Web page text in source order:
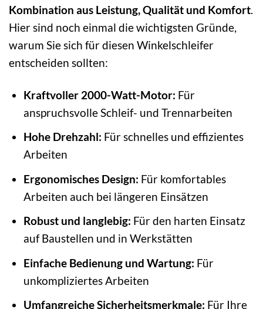
Kombination aus Leistung, Qualität und Komfort.
Hier sind noch einmal die wichtigsten Gründe,
warum Sie sich für diesen Winkelschleifer
entscheiden sollten:
Kraftvoller 2000-Watt-Motor: Für
anspruchsvolle Schleif- und Trennarbeiten
Hohe Drehzahl: Für schnelles und effizientes
Arbeiten
Ergonomisches Design: Für komfortables
Arbeiten auch bei längeren Einsätzen
Robust und langlebig: Für den harten Einsatz
auf Baustellen und in Werkstätten
Einfache Bedienung und Wartung: Für
unkompliziertes Arbeiten
Umfangreiche Sicherheitsmerkmale: Für Ihre